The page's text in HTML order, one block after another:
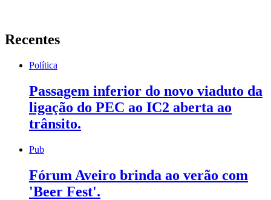
Recentes
Política
Passagem inferior do novo viaduto da
ligação do PEC ao IC2 aberta ao
trânsito.
Pub
Fórum Aveiro brinda ao verão com
'Beer Fest'.